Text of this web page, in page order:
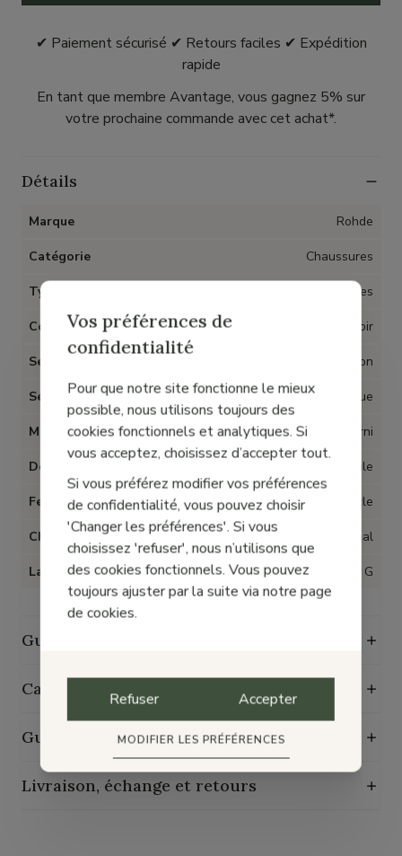
✔ Paiement sécurisé ✔ Retours faciles ✔ Expédition
rapide
En tant que membre Avantage, vous gagnez 5% sur
votre prochaine commande avec cet achat*.
Détails
Marque Rohde
Catégorie Chaussures
Type d'article Mules
Couleur Noir
Semelles amovibles Non
Semelle Synthétique
Matière Cuir verni
Doublure Textile
Fermeture Boucle
Chaussant Normal
Largeur G
Guide des tailles
Caractéristiques de durabilité
Guide d'entretien
Livraison, échange et retours
Vos préférences de
confidentialité
Pour que notre site fonctionne le mieux
possible, nous utilisons toujours des
cookies fonctionnels et analytiques. Si
vous acceptez, choisissez d’accepter tout.
Si vous préférez modifier vos préférences
de confidentialité, vous pouvez choisir
'Changer les préférences'. Si vous
choisissez 'refuser', nous n’utilisons que
des cookies fonctionnels. Vous pouvez
toujours ajuster par la suite via notre page
de cookies.
Refuser Accepter
MODIFIER LES PRÉFÉRENCES